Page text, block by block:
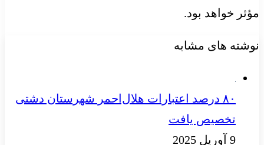
مؤثر خواهد بود.
نوشته های مشابه
۸۰ درصد اعتبارات هلال‌احمر شهرستان دشتی
تخصیص یافت
9 آوریل 2025